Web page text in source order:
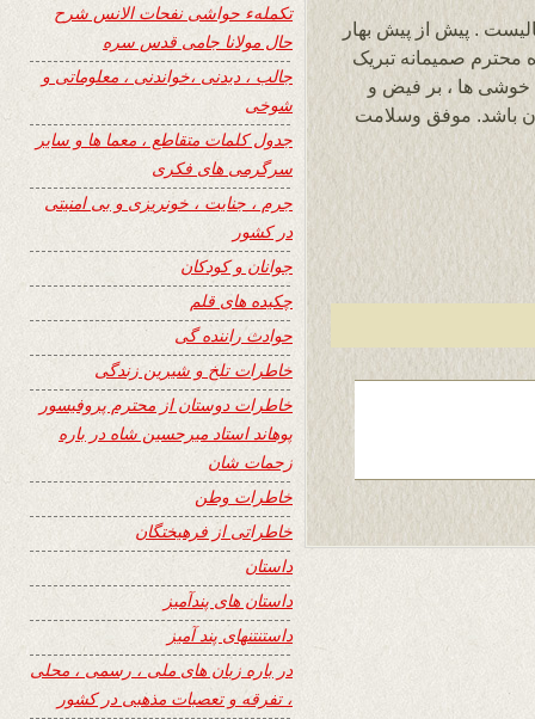
. پیش از پیش بهار
محترم صمیمانه تبریک
که سال نو 1393 سال خوشی ها ، بر فیض و
باشد. موفق وسلامت
تکملهء حواشی نفحات الانس شرح
حال مولانا جامی قدس سره
جالب ، دیدنی ،خواندنی ، معلوماتی و
شوخی
جدول کلمات متقاطع ، معما ها و سایر
سرگرمی های فکری
جرم ، جنایت ، خونریزی و بی امنیتی
در کشور
جوانان و کودکان
چکیده های قلم
حوادث راننده گی
خاطرات تلخ و شیرین زندگی
خاطرات دوستان از محترم پروفیسور
پوهاند استاد میرحسین شاه در باره
زحمات شان
خاطرات وطن
خاطراتی از فرهیختگان
داستان
داستان های پندآمیز
داستنتنهای پند آمیز
در باره زبان های ملی ، رسمی ، محلی
، تفرقه و تعصبات مذهبی در کشور